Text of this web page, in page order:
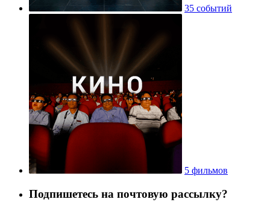
35 событий
5 фильмов
Подпишетесь на почтовую рассылку?